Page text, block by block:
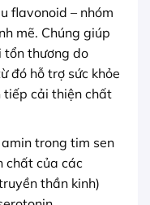
flavonoid – nhóm
mẽ. Chúng giúp
tổn thương do
đó hỗ trợ sức khỏe
cải thiện chất
trong tim sen
chất của các
thần kinh)